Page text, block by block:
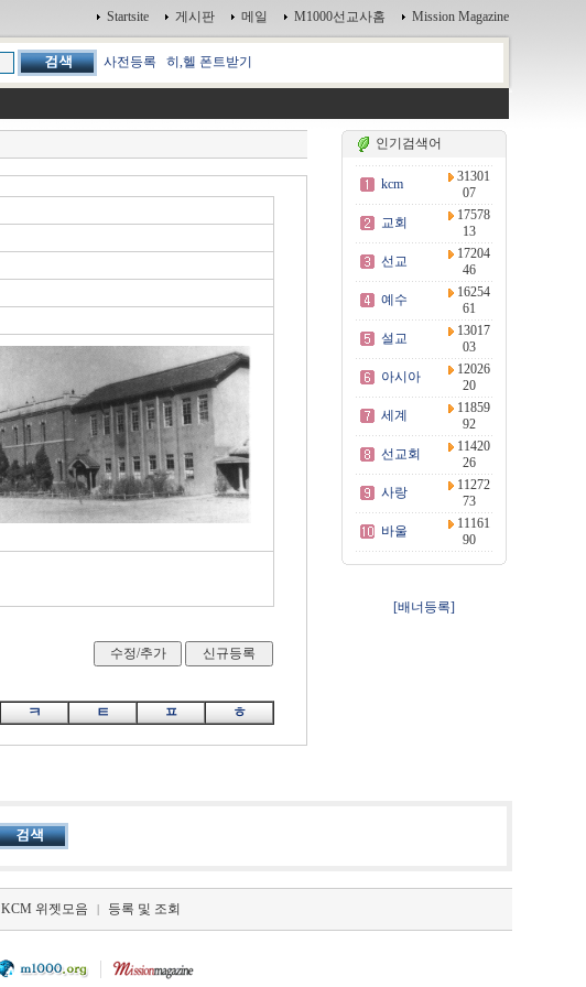
Startsite 게시판 메일 M1000선교사홈 Mission Magazine
사전등록 히,헬 폰트받기
ㅋ ㅌ ㅍ ㅎ
인기검색어
kcm
31301
07
교회
17578
13
선교
17204
46
예수
16254
61
설교
13017
03
아시아
12026
20
세계
11859
92
선교회
11420
26
사랑
11272
73
바울
11161
90
[배너등록]
KCM 위젯모음 | 등록 및 조회